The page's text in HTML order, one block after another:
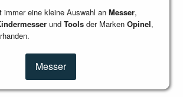
immer eine kleine Auswahl an Messer,
und Tools der Marken Opinel,
Messer